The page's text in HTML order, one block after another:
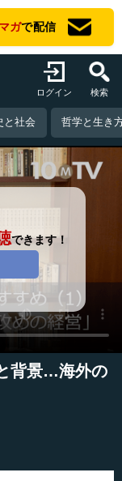
ガで配信
ログイン 検索
と社会 哲学と生き
できます！
背景…海外の